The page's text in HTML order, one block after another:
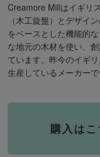
Creamore Millはイギリ
（木工旋盤）とデザイ
をベースとした機能的
な地元の木材を使い、
ています。昨今のイギ
生産しているメーカーで
購入はこ